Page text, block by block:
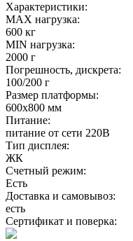
Характеристики:
MAX нагрузка:
600 кг
MIN нагрузка:
2000 г
Погрешность, дискрета:
100/200 г
Размер платформы:
600х800 мм
Питание:
питание от сети 220В
Тип дисплея:
ЖК
Счетный режим:
Есть
Доставка и самовывоз:
есть
Сертификат и поверка: